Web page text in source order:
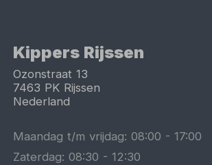
Kippers Rijssen
Ozonstraat 13
7463 PK Rijssen
Nederland
Maandag t/m vrijdag:08:00 -17:00
Zaterdag:08:30 -12:30